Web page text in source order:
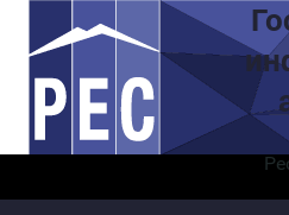
Перейти к основному